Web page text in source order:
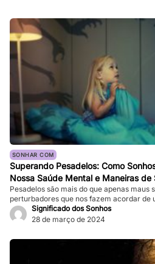
SONHAR COM
Superando Pesadelos: Como
Nossa Saúde Mental e Maneiras de
Pesadelos são mais do que apenas maus
perturbadores que nos fazem acordar de
ser tão vívidos e assustadores que fazem
sensação de medo persiste mesmo
impactar significativamente nossa […]
Significado dos Sonhos
28 de março de 2024